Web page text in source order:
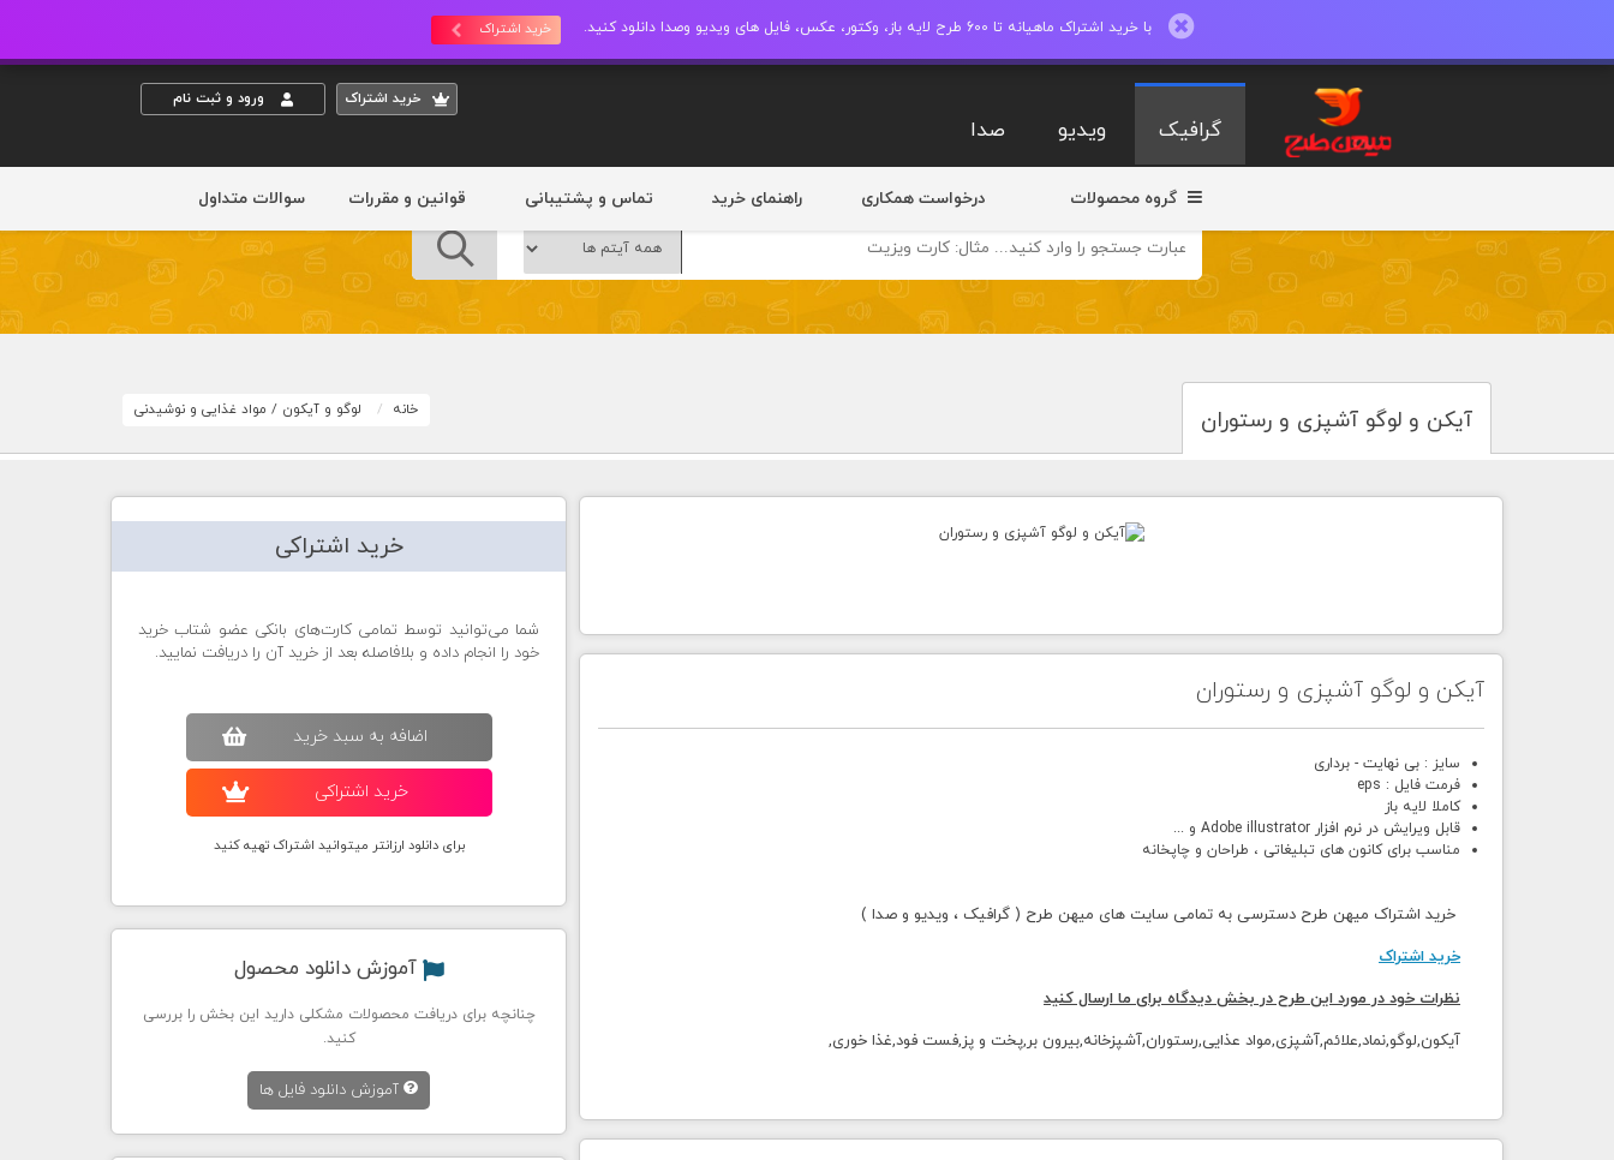
با خرید اشتراک ماهیانه تا 600 طرح لایه باز، وکتور، عکس، فایل های ویدیو وصدا دانلود کنید. خرید اشتراک
خريد اشتراک ورود و ثبت نام
گرافیک ویدیو صدا
گروه محصولات درخواست همکاری راهنمای خرید تماس و پشتیبانی قوانین و مقررات سوالات متداول
آیکن و لوگو آشپزی و رستوران خانه لوگو و آیکون / مواد غذایی و نوشیدنی
آیکن و لوگو آشپزی و رستوران
سایز : بی نهایت - برداری
فرمت فایل : eps
کاملا لایه باز
قابل ویرایش در نرم افزار Adobe illustrator و ...
مناسب برای کانون های تبلیغاتی ، طراحان و چاپخانه
خرید اشتراک میهن طرح دسترسی به تمامی سایت های میهن طرح ( گرافیک ، ویدیو و صدا )
خرید اشتراک
نظرات خود در مورد این طرح در بخش دیدگاه برای ما ارسال کنید
آیکون,لوگو,نماد,علائم,آشپزی,مواد عذایی,رستوران,آشپزخانه,بیرون بر,پخت و پز,فست فود,غذا خوری,
خرید اشتراکی
شما می‌توانید توسط تمامی کارت‌های بانکی عضو شتاب خرید
خود را انجام داده و بلافاصله بعد از خرید آن را دریافت نمایید.
اضافه به سبد خريد
خريد اشتراکی
برای دانلود ارزانتر میتوانید اشتراک تهیه کنید
آموزش دانلود محصول
چنانچه برای دریافت محصولات مشکلی دارید این بخش را بررسی
کنید.
آموزش دانلود فایل ها